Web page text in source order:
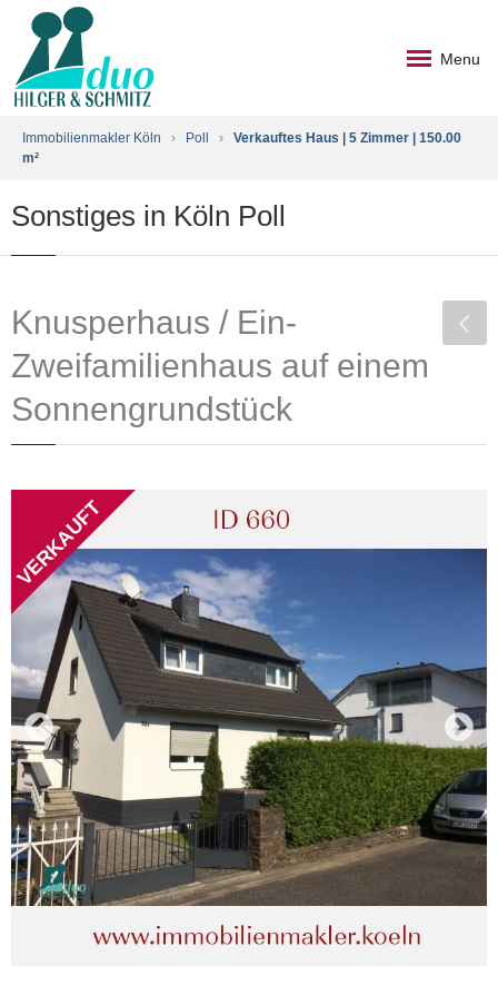
Menu
Immobilienmakler Köln › Poll › Verkauftes Haus | 5 Zimmer | 150.00
m²
Sonstiges in Köln Poll
Knusperhaus / Ein-
Zweifamilienhaus auf einem
Sonnengrundstück